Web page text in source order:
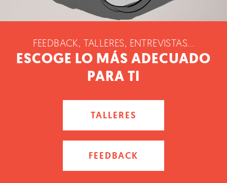
FEEDBACK, TALLERES, ENTREVISTAS...
ESCOGE LO MÁS ADECUADO
PARA TI
TALLERES
FEEDBACK